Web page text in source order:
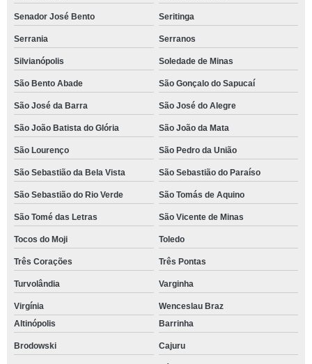
Senador José Bento Seritinga
Serrania Serranos
Silvianópolis Soledade de Minas
São Bento Abade São Gonçalo do Sapucaí
São José da Barra São José do Alegre
São João Batista do Glória São João da Mata
São Lourenço São Pedro da União
São Sebastião da Bela Vista São Sebastião do Paraíso
São Sebastião do Rio Verde São Tomás de Aquino
São Tomé das Letras São Vicente de Minas
Tocos do Moji Toledo
Três Corações Três Pontas
Turvolândia Varginha
Virgínia
Wenceslau Braz
Altinópolis
Barrinha
Brodowski Cajuru